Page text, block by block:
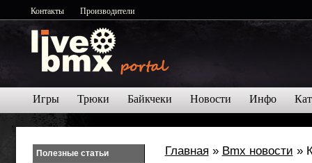
Контакты Производители
Игры Трюки Байкчеки Новости Инфо
Главная » Bmx новости »
Полезные статьи